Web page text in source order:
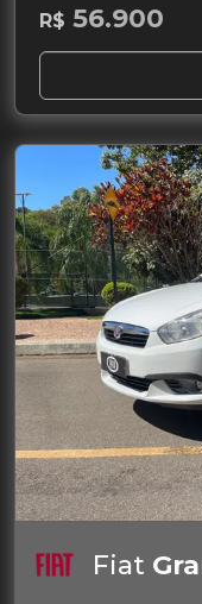
R$ 56.900
Fiat